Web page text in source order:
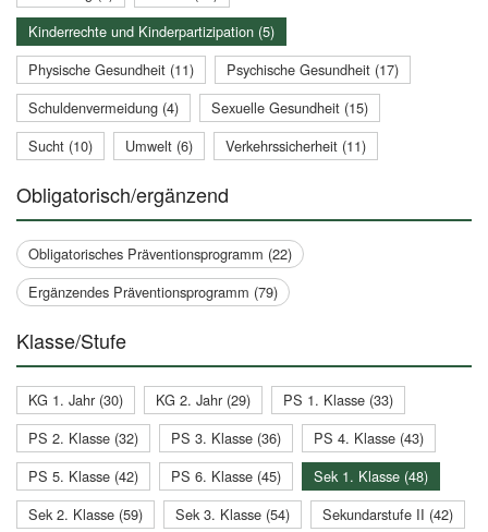
Kinderrechte und Kinderpartizipation (5)
Physische Gesundheit (11)
Psychische Gesundheit (17)
Schuldenvermeidung (4)
Sexuelle Gesundheit (15)
Sucht (10)
Umwelt (6) Verkehrssicherheit (11)
Obligatorisch/ergänzend
Obligatorisches Präventionsprogramm (22)
Ergänzendes Präventionsprogramm (79)
Klasse/Stufe
KG 1. Jahr (30) KG 2. Jahr (29)
PS 1. Klasse (33)
PS 2. Klasse (32)
PS 3. Klasse (36)
PS 4. Klasse (43)
PS 5. Klasse (42)
PS 6. Klasse (45)
Sek 1. Klasse (48)
Sek 2. Klasse (59)
Sek 3. Klasse (54) Sekundarstufe II (42)